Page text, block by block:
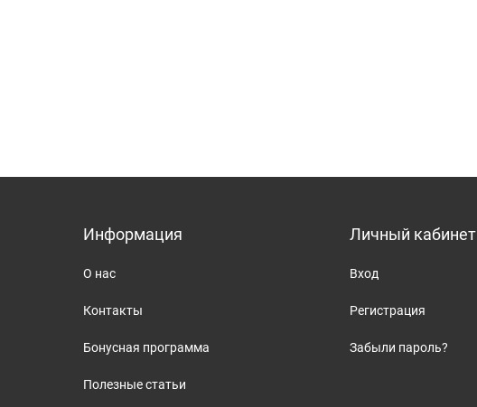
Информация
О нас
Контакты
Бонусная программа
Полезные статьи
Личный кабинет
Вход
Регистрация
Забыли пароль?